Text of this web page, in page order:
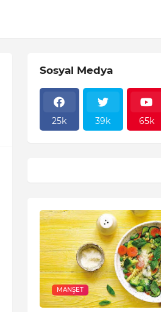
Sosyal Medya
25k 39k 65k
MANŞET